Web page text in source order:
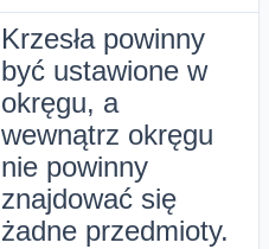
Krzesła powinny
być ustawione w
okręgu, a
wewnątrz okręgu
nie powinny
znajdować się
żadne przedmioty.